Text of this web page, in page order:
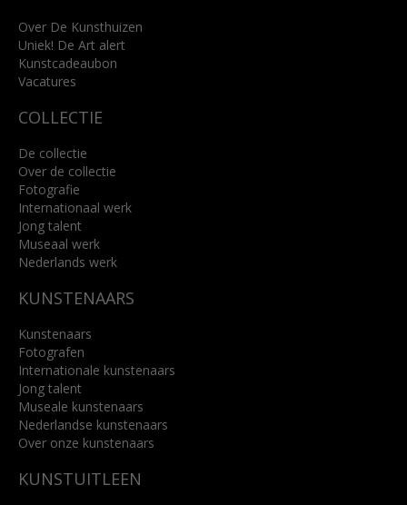
info@kunsthuisbreda.nl
Lees meer
Over De Kunsthuizen
Uniek! De Art alert
Kunstcadeaubon
Vacatures
COLLECTIE
De collectie
Over de collectie
Fotografie
Internationaal werk
Jong talent
Museaal werk
Nederlands werk
KUNSTENAARS
Kunstenaars
Fotografen
Internationale kunstenaars
Jong talent
Museale kunstenaars
Nederlandse kunstenaars
Over onze kunstenaars
KUNSTUITLEEN